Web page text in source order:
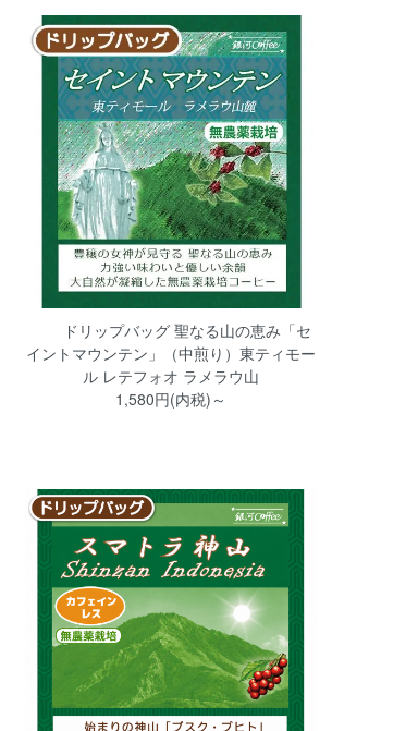
ドリップバッグ 聖なる山の恵み「セ
イントマウンテン」（中煎り）東ティモー
ル レテフォオ ラメラウ山
1,580円(内税)～